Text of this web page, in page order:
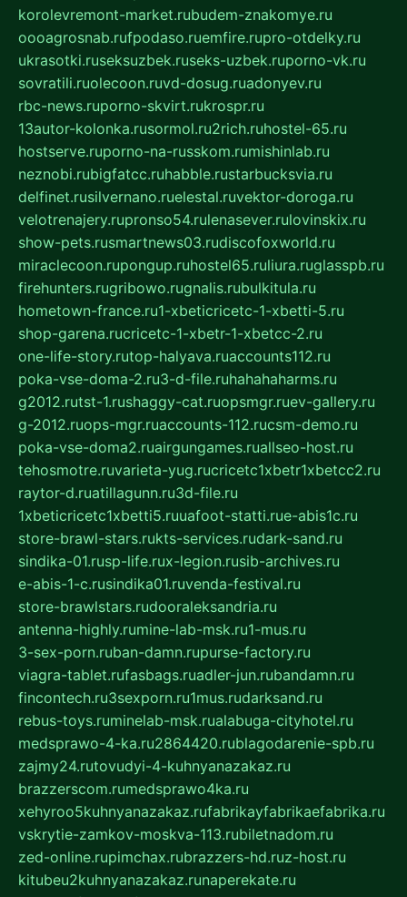
korolevremont-market.rubudem-znakomye.ru
oooagrosnab.rufpodaso.ruemfire.rupro-otdelky.ru
ukrasotki.ruseksuzbek.ruseks-uzbek.ruporno-vk.ru
sovratili.ruolecoon.ruvd-dosug.ruadonyev.ru
rbc-news.ruporno-skvirt.rukrospr.ru
13autor-kolonka.rusormol.ru2rich.ruhostel-65.ru
hostserve.ruporno-na-russkom.rumishinlab.ru
neznobi.rubigfatcc.ruhabble.rustarbucksvia.ru
delfinet.rusilvernano.ruelestal.ruvektor-doroga.ru
velotrenajery.rupronso54.rulenasever.rulovinskix.ru
show-pets.rusmartnews03.rudiscofoxworld.ru
miraclecoon.rupongup.ruhostel65.ruliura.ruglasspb.ru
firehunters.rugribowo.rugnalis.rubulkitula.ru
hometown-france.ru1-xbeticricetc-1-xbetti-5.ru
shop-garena.rucricetc-1-xbetr-1-xbetcc-2.ru
one-life-story.rutop-halyava.ruaccounts112.ru
poka-vse-doma-2.ru3-d-file.ruhahahaharms.ru
g2012.rutst-1.rushaggy-cat.ruopsmgr.ruev-gallery.ru
g-2012.ruops-mgr.ruaccounts-112.rucsm-demo.ru
poka-vse-doma2.ruairgungames.ruallseo-host.ru
tehosmotre.ruvarieta-yug.rucricetc1xbetr1xbetcc2.ru
raytor-d.ruatillagunn.ru3d-file.ru
1xbeticricetc1xbetti5.ruuafoot-statti.rue-abis1c.ru
store-brawl-stars.rukts-services.rudark-sand.ru
sindika-01.rusp-life.rux-legion.rusib-archives.ru
e-abis-1-c.rusindika01.ruvenda-festival.ru
store-brawlstars.rudooraleksandria.ru
antenna-highly.rumine-lab-msk.ru1-mus.ru
3-sex-porn.ruban-damn.rupurse-factory.ru
viagra-tablet.rufasbags.ruadler-jun.rubandamn.ru
fincontech.ru3sexporn.ru1mus.rudarksand.ru
rebus-toys.ruminelab-msk.rualabuga-cityhotel.ru
medsprawo-4-ka.ru2864420.rublagodarenie-spb.ru
zajmy24.rutovudyi-4-kuhnyanazakaz.ru
brazzerscom.rumedsprawo4ka.ru
xehyroo5kuhnyanazakaz.rufabrikayfabrikaefabrika.ru
vskrytie-zamkov-moskva-113.rubiletnadom.ru
zed-online.rupimchax.rubrazzers-hd.ruz-host.ru
kitubeu2kuhnyanazakaz.runaperekate.ru